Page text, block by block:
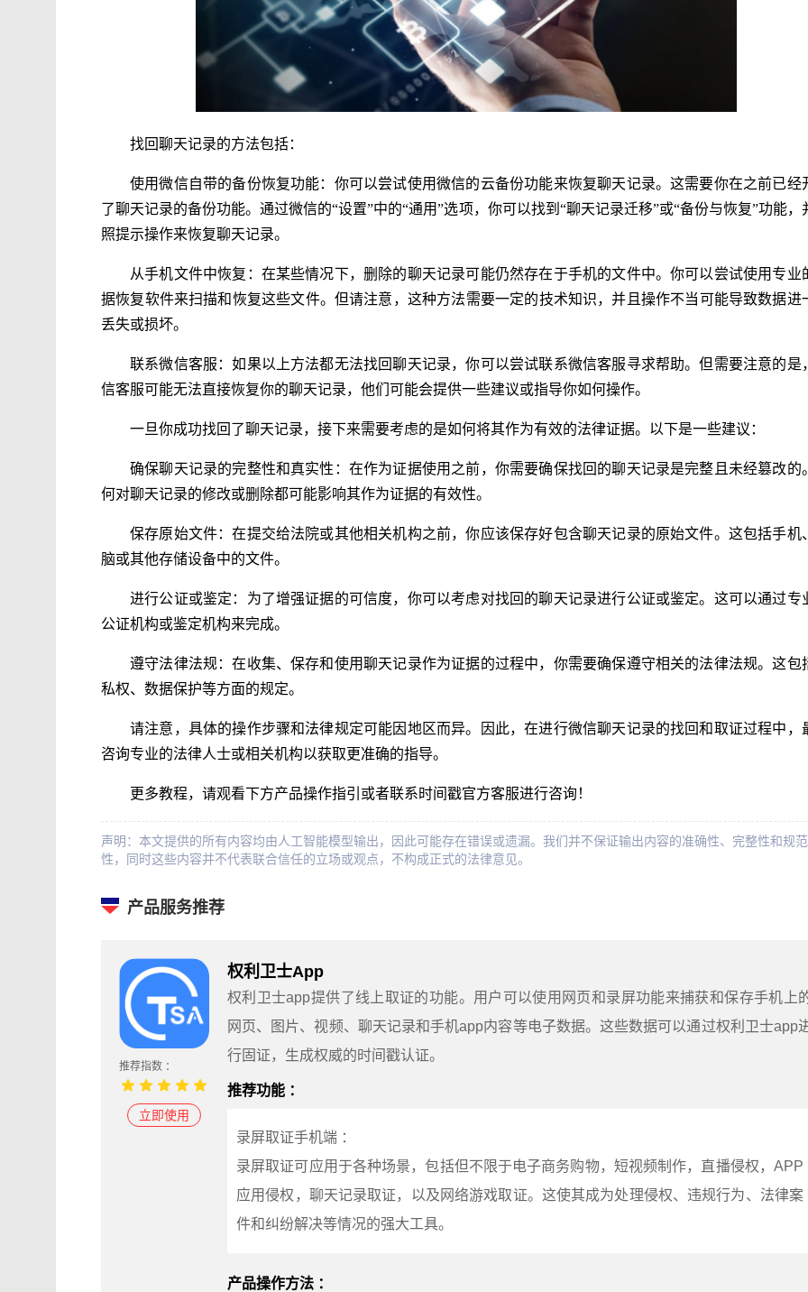
找回聊天记录的方法包括：
使用微信自带的备份恢复功能：你可以尝试使用微信的云备份功能来恢复聊天记录。这需要你在之前已经
了聊天记录的备份功能。通过微信的“设置”中的“通用”选项，你可以找到“聊天记录迁移”或“备份与恢复”功能，
照提示操作来恢复聊天记录。
从手机文件中恢复：在某些情况下，删除的聊天记录可能仍然存在于手机的文件中。你可以尝试使用专业
据恢复软件来扫描和恢复这些文件。但请注意，这种方法需要一定的技术知识，并且操作不当可能导致数据进
丢失或损坏。
联系微信客服：如果以上方法都无法找回聊天记录，你可以尝试联系微信客服寻求帮助。但需要注意的是
信客服可能无法直接恢复你的聊天记录，他们可能会提供一些建议或指导你如何操作。
一旦你成功找回了聊天记录，接下来需要考虑的是如何将其作为有效的法律证据。以下是一些建议：
确保聊天记录的完整性和真实性：在作为证据使用之前，你需要确保找回的聊天记录是完整且未经篡改的
何对聊天记录的修改或删除都可能影响其作为证据的有效性。
保存原始文件：在提交给法院或其他相关机构之前，你应该保存好包含聊天记录的原始文件。这包括手机
脑或其他存储设备中的文件。
进行公证或鉴定：为了增强证据的可信度，你可以考虑对找回的聊天记录进行公证或鉴定。这可以通过专
公证机构或鉴定机构来完成。
遵守法律法规：在收集、保存和使用聊天记录作为证据的过程中，你需要确保遵守相关的法律法规。这包
私权、数据保护等方面的规定。
请注意，具体的操作步骤和法律规定可能因地区而异。因此，在进行微信聊天记录的找回和取证过程中，
咨询专业的法律人士或相关机构以获取更准确的指导。
更多教程，请观看下方产品操作指引或者联系时间戳官方客服进行咨询！
声明：本文提供的所有内容均由人工智能模型输出，因此可能存在错误或遗漏。我们并不保证输出内容的准确性、完整性和规范
性，同时这些内容并不代表联合信任的立场或观点，不构成正式的法律意见。
产品服务推荐
推荐指数 ：
立即使用
权利卫士App
权利卫士app提供了线上取证的功能。用户可以使用网页和录屏功能来捕获和保存手机上
网页、图片、视频、聊天记录和手机app内容等电子数据。这些数据可以通过权利卫士app
行固证，生成权威的时间戳认证。
推荐功能 ：
录屏取证手机端 ：
录屏取证可应用于各种场景，包括但不限于电子商务购物，短视频制作，直播侵权，APP
应用侵权，聊天记录取证，以及网络游戏取证。这使其成为处理侵权、违规行为、法律案
件和纠纷解决等情况的强大工具。
产品操作方法 ：